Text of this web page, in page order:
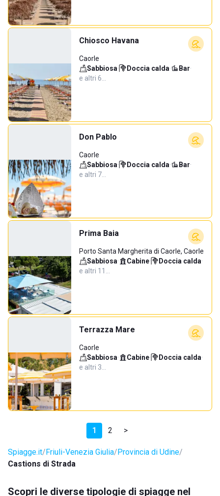
Chiosco Havana
Caorle
Sabbiosa· Doccia calda· Bar·
e altri 6…
Don Pablo
Caorle
Sabbiosa· Doccia calda· Bar·
e altri 7…
Prima Baia
Porto Santa Margherita di Caorle, Caorle
Sabbiosa· Cabine· Doccia calda·
e altri 11…
Terrazza Mare
Caorle
Sabbiosa· Cabine· Doccia calda·
e altri 3…
1 2 >
Spiagge.it Friuli-Venezia Giulia Provincia di Udine
Castions di Strada
Scopri le diverse tipologie di spiagge nel